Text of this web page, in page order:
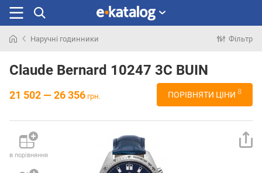
раніше
Наручні годинники Фільтр
Claude Bernard 10247 3C BUIN
21 502 — 26 356 грн. ПОРІВНЯТИ ЦІНИ 8
в порівняння